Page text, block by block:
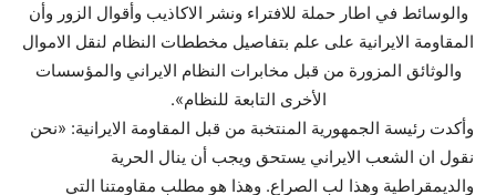
والوسائط في اطار حملة للافتراء ونشر الاكاذيب وأقوال الزور وأن
المقاومة الايرانية على علم بتفاصيل مخططات النظام لنقل الاموال
والوثائق المزورة من قبل مخابرات النظام الايراني والمؤسسات
الأخرى التابعة للنظام».
وأكدت رئيسة الجمهورية المنتخبة من قبل المقاومة الايرانية: «نحن
نقول ان الشعب الايراني يستحق ويجب أن ينال الحرية
والديمقراطية وهذا لب الصراع. وهذا هو مطلب مقاومتنا التي